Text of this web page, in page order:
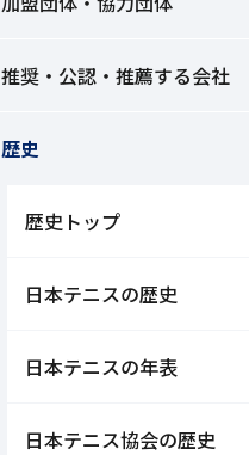
推奨・公認・推薦する会社
歴史
歴史トップ
日本テニスの歴史
日本テニスの年表
日本テニス協会の歴史